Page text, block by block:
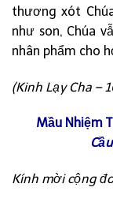
thương xót
như son, Chúa
nhân phẩm cho
(Kinh Lạy Cha –
Mầu Nhiệm
Kính mời cộng